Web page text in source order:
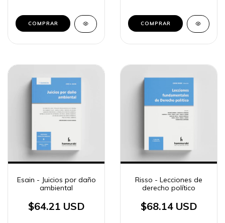
COMPRAR COMPRAR
Esain - Juicios por daño
ambiental
$64.21 USD
Risso - Lecciones de
derecho político
$68.14 USD